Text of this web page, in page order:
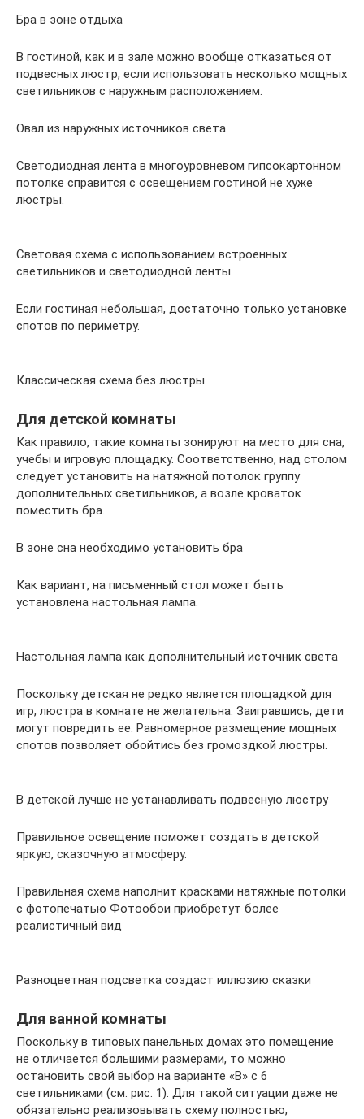
Бра в зоне отдыха
В гостиной, как и в зале можно вообще отказаться от
подвесных люстр, если использовать несколько мощных
светильников с наружным расположением.
Овал из наружных источников света
Светодиодная лента в многоуровневом гипсокартонном
потолке справится с освещением гостиной не хуже
люстры.
Световая схема с использованием встроенных
светильников и светодиодной ленты
Если гостиная небольшая, достаточно только установке
спотов по периметру.
Классическая схема без люстры
Для детской комнаты
Как правило, такие комнаты зонируют на место для сна,
учебы и игровую площадку. Соответственно, над столом
следует установить на натяжной потолок группу
дополнительных светильников, а возле кроваток
поместить бра.
В зоне сна необходимо установить бра
Как вариант, на письменный стол может быть
установлена настольная лампа.
Настольная лампа как дополнительный источник света
Поскольку детская не редко является площадкой для
игр, люстра в комнате не желательна. Заигравшись, дети
могут повредить ее. Равномерное размещение мощных
спотов позволяет обойтись без громоздкой люстры.
В детской лучше не устанавливать подвесную люстру
Правильное освещение поможет создать в детской
яркую, сказочную атмосферу.
Правильная схема наполнит красками натяжные потолки
с фотопечатью Фотообои приобретут более
реалистичный вид
Разноцветная подсветка создаст иллюзию сказки
Для ванной комнаты
Поскольку в типовых панельных домах это помещение
не отличается большими размерами, то можно
остановить свой выбор на варианте «В» с 6
светильниками (см. рис. 1). Для такой ситуации даже не
обязательно реализовывать схему полностью,